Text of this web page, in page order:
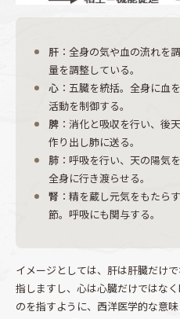
肝：全身の気や血の流れを
量を調整している。
心：五臓を統括。全身に血
活動を制御する。
脾：消化と吸収を行い、後
作り出し肺に送る。
肺：呼吸を行い、天の陽気
全身に行き渡らせる。
腎 ：精を蔵し元気をもたら
節。呼吸にも関与する。
イメージとしては、肝は肝臓だけ
指しますし、心は心臓だけではな
のを指すように、西洋医学的な意